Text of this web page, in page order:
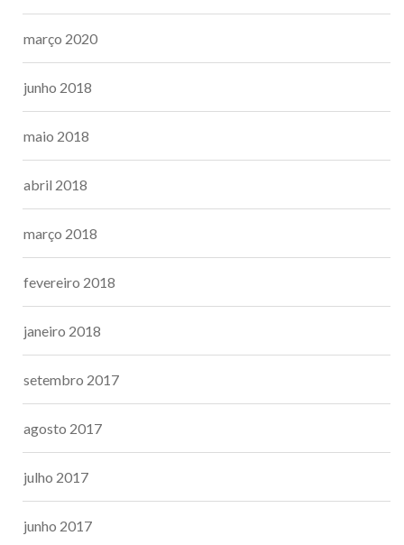
março 2020
junho 2018
maio 2018
abril 2018
março 2018
fevereiro 2018
janeiro 2018
setembro 2017
agosto 2017
julho 2017
junho 2017